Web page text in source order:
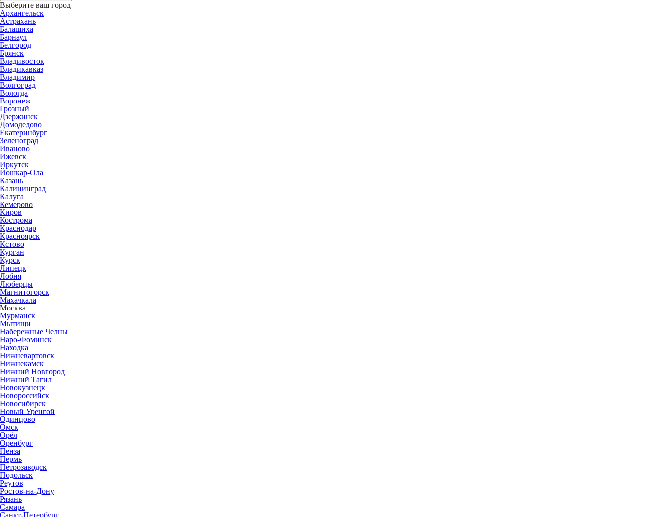
Выберите ваш город
Архангельск
Астрахань
Балашиха
Барнаул
Белгород
Брянск
Владивосток
Владикавказ
Владимир
Волгоград
Вологда
Воронеж
Грозный
Дзержинск
Домодедово
Екатеринбург
Зеленоград
Иваново
Ижевск
Иркутск
Йошкар-Ола
Казань
Калининград
Калуга
Кемерово
Киров
Кострома
Краснодар
Красноярск
Кстово
Курган
Курск
Липецк
Лобня
Люберцы
Магнитогорск
Махачкала
Москва
Мурманск
Мытищи
Набережные Челны
Наро-Фоминск
Находка
Нижневартовск
Нижнекамск
Нижний Новгород
Нижний Тагил
Новокузнецк
Новороссийск
Новосибирск
Новый Уренгой
Одинцово
Омск
Орёл
Оренбург
Пенза
Пермь
Петрозаводск
Подольск
Реутов
Ростов-на-Дону
Рязань
Самара
Санкт-Петербург